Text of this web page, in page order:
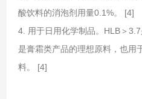
酸饮料的消泡剂用量0.1%。 [4]
4. 用于日用化学制品。HLB＞
是膏霜类产品的理想原料，也用
料。 [4]